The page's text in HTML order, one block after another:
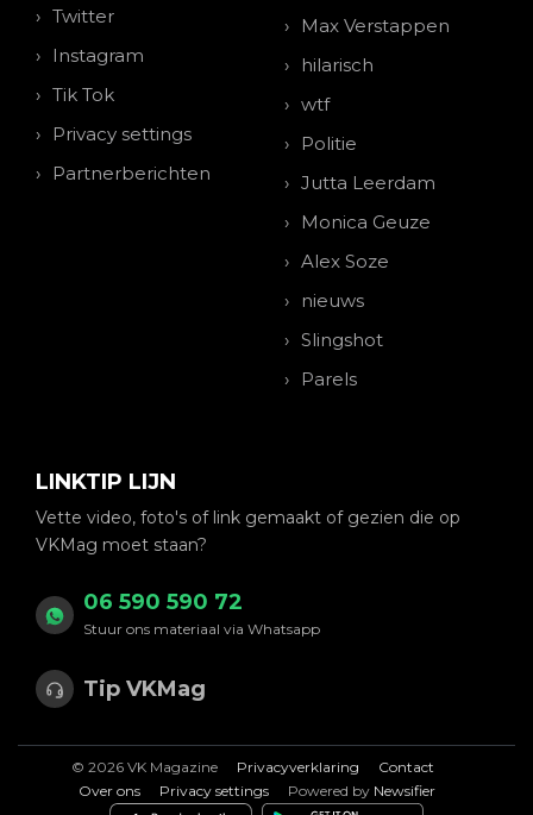
Twitter
Instagram
Tik Tok
Privacy settings
Partnerberichten
Max Verstappen
hilarisch
wtf
Politie
Jutta Leerdam
Monica Geuze
Alex Soze
nieuws
Slingshot
Parels
LINKTIP LIJN
Vette video, foto's of link gemaakt of gezien die op
VKMag moet staan?
06 590 590 72
Stuur ons materiaal via Whatsapp
Tip VKMag
© 2026 VK Magazine Privacyverklaring
Contact
Over ons
Privacy settings Powered by Newsifier